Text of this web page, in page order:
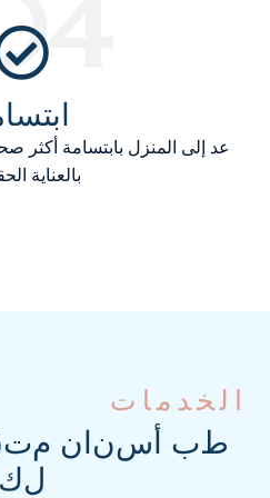
عد إلى المنزل بابتسامة أكثر
بالعناية
الخدمات
طب أسنان مت
لك